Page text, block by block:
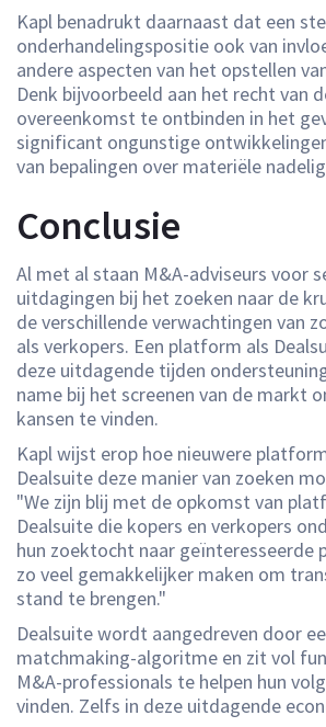
Kapl benadrukt daarnaast dat een
onderhandelingspositie ook van
andere aspecten van het opstellen
Denk bijvoorbeeld aan het recht van
overeenkomst te ontbinden in het
significant ongunstige
van bepalingen over materiële
Conclusie
Al met al staan M&A-adviseurs voor
uitdagingen bij het zoeken naar de
de verschillende verwachtingen van
als verkopers. Een platform als
deze uitdagende tijden
name bij het screenen van de markt
kansen te vinden.
Kapl wijst erop hoe nieuwere
Dealsuite deze manier van zoeken
"We zijn blij met de opkomst van
Dealsuite die kopers en verkopers
hun zoektocht naar geïnteresseerde
zo veel gemakkelijker maken om
stand te brengen."
Dealsuite wordt aangedreven door
matchmaking-algoritme en zit vol
M&A-professionals te helpen hun
vinden. Zelfs in deze uitdagende